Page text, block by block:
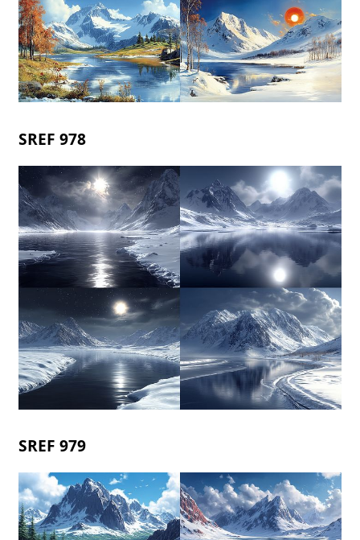
SREF 978
SREF 979